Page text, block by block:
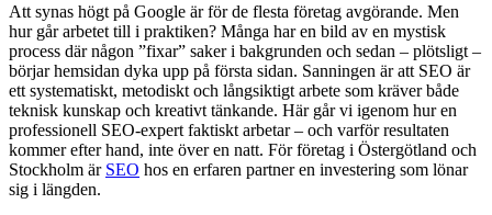
Att synas högt på Google är för de flesta företag avgörande. Men
hur går arbetet till i praktiken? Många har en bild av en mystisk
process där någon ”fixar” saker i bakgrunden och sedan – plötsligt –
börjar hemsidan dyka upp på första sidan. Sanningen är att SEO är
ett systematiskt, metodiskt och långsiktigt arbete som kräver både
teknisk kunskap och kreativt tänkande. Här går vi igenom hur en
professionell SEO-expert faktiskt arbetar – och varför resultaten
kommer efter hand, inte över en natt. För företag i Östergötland och
Stockholm är SEO hos en erfaren partner en investering som lönar
sig i längden.